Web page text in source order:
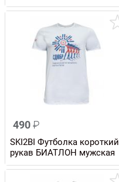
490₽
SKI2BI Футболка короткий
рукав БИАТЛОН мужская